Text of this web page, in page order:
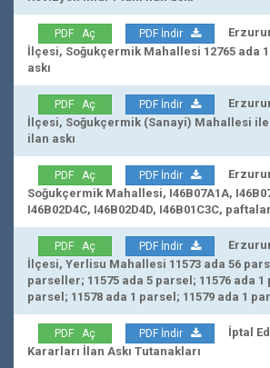
PDF Aç PDF İndir
İlçesi, Soğukçermik Mahallesi 12765 ada
askı
PDF Aç PDF İndir
İlçesi, Soğukçermik (Sanayi) Mahallesi
ilan askı
PDF Aç PDF İndir
Soğukçermik Mahallesi, I46B07A1A,
I46B02D4C, I46B02D4D, I46B01C3C,
PDF Aç PDF İndir
İlçesi, Yerlisu Mahallesi 11573 ada 56
parseller; 11575 ada 5 parsel; 11576 ada 1
parsel; 11578 ada 1 parsel; 11579 ada 1
PDF Aç PDF İndir
İptal
Kararları İlan Askı Tutanakları